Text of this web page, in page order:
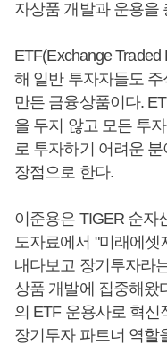
자상품 개발과 운용을
ETF(Exchange
해 일반 투자자들도
만든 금융상품이다.
을 두지 않고 모든 투
로 투자하기 어려운
장점으로 한다.
이준용은 TIGER 순자
도자료에서 "미래에
내다보고 장기투자라
상품 개발에 집중해왔
의 ETF 운용사로 혁
장기투자 파트너 역할